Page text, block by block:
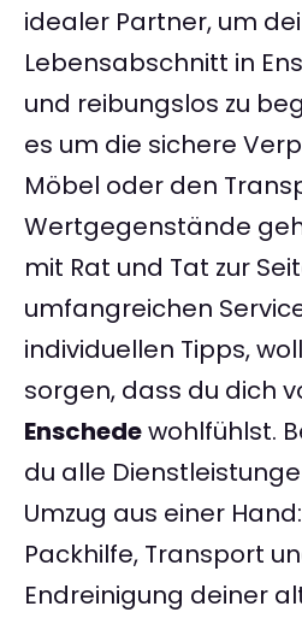
idealer Partner, um
Lebensabschnitt in
und reibungslos zu
es um die sichere
Möbel oder den
Wertgegenstände
mit Rat und Tat zur
umfangreichen
individuellen Tipps,
sorgen, dass du dich
Enschedewohlfühlst.
du alle
Umzug aus einer
Packhilfe, Transport
Endreinigung deiner